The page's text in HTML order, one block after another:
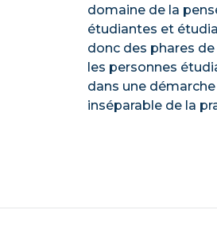
domaine de la
étudiantes et
donc des phares
les personnes
dans une
inséparable de la